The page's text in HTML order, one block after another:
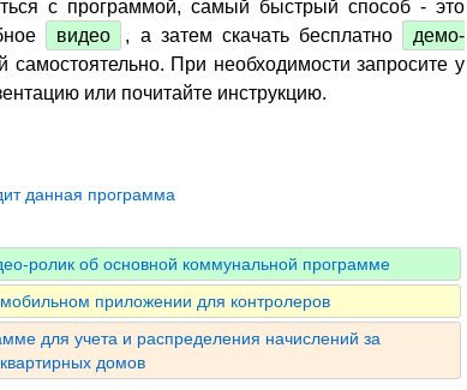
с программой, самый быстрый способ - это
видео , а затем скачать бесплатно
демо-
самостоятельно. При необходимости запросите у
или почитайте инструкцию.
данная программа
ролик об основной коммунальной программе
приложении для контролеров
для учета и распределения начислений за
домов